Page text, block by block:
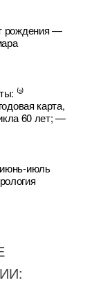
рождения —
⁽²⁾
карта,
60 лет; —
июнь-июль